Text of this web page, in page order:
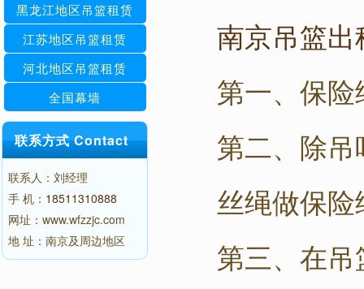
黑龙江地区吊篮租赁
江苏地区吊篮租赁
河北地区吊篮租赁
全国幕墙
联系方式 Contact
联系人：刘经理
手 机： 18511310888
网址：www.wfzzjc.com
地 址：南京及周边地区
南京吊篮出
第一、保
第二、除
丝绳做保险
第三、在